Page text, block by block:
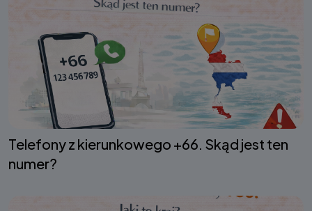
Telefony z kierunkowego +66. Skąd jest ten
numer?